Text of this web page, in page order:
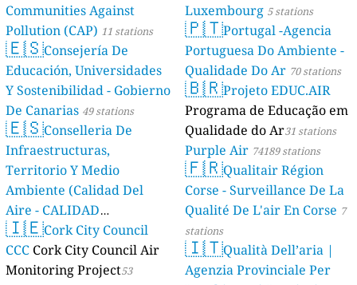
Communities Against
Pollution (CAP) 11 stations
🇪🇸Consejería De
Educación, Universidades
Y Sostenibilidad - Gobierno
De Canarias 49 stations
🇪🇸Conselleria De
Infraestructuras,
Territorio Y Medio
Ambiente (Calidad Del
Aire - CALIDAD
AMBIENTAL) 23 stations
🇮🇪Cork City Council
CCC Cork City Council Air
Monitoring Project53
Luxembourg 5 stations
🇵🇹Portugal -Agencia
Portuguesa Do Ambiente -
Qualidade Do Ar 70 stations
🇧🇷Projeto EDUC.AIR
Programa de Educação em
Qualidade do Ar31 stations
Purple Air 74189 stations
🇫🇷Qualitair Région
Corse - Surveillance De La
Qualité De L'air En Corse 7
stations
🇮🇹Qualità Dell’aria |
Agenzia Provinciale Per